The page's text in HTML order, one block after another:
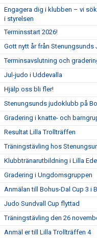
Engagera dig i klubben – vi
i styrelsen
Terminsstart 2026!
Gott nytt år från Stenungsunds
Terminsavslutning och
Jul-judo i Uddevalla
Hjälp oss bli fler!
Stenungsunds judoklubb på
Gradering i knatte- och
Resultat Lilla Trollträffen
Träningstävling hos
Klubbtränarutbildning i Lilla
Gradering i Ungdomsgruppen
Anmälan till Bohus-Dal Cup 3 i
Judo Sundvall Cup flyttad
Träningstävling den 26
Anmäl er till Lilla Trollträffen 4